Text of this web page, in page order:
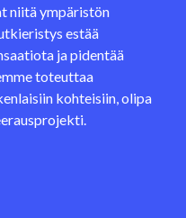
niitä ympäristön
estää
ja pidentää
toteuttaa
kohteisiin, olipa